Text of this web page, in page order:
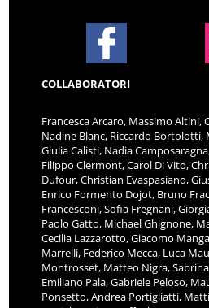
COLLABORATORI
Francesca Arcaro, Massimo Altini,
Nadine Blanc, Riccardo Bortolotti,
Giulia Calisti, Nadia
Filippo Clermont, Carol Di Vito,
Dufour, Christian Evaspasiano,
Enrico Formento Dojot, Bruno
Francesconi, Sofia Fregnani,
Paolo Gatto, Michael Ghignone,
Cecilia Lazzarotto, Giacomo
Marrelli, Federico Mecca, Luca
Montrosset, Matteo Nigra,
Emiliano Pala, Gabriele Peloso,
Ponsetto, Andrea Portigliatti,